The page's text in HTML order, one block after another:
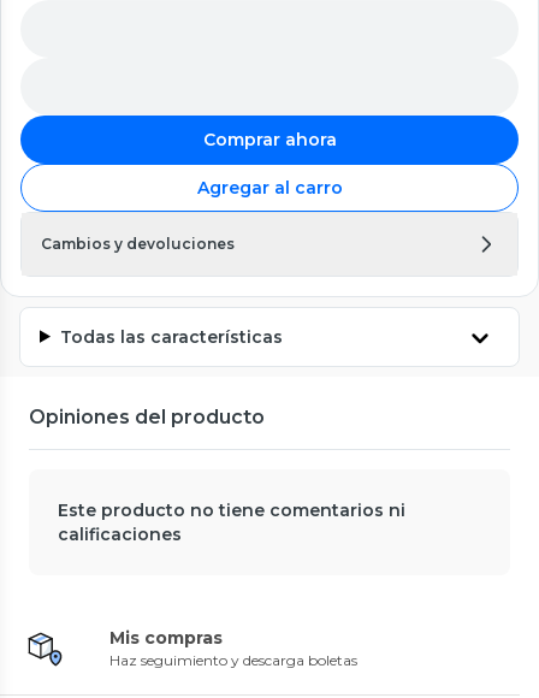
Comprar ahora
Agregar al carro
Cambios y devoluciones
Todas las características
Opiniones del producto
Este producto no tiene comentarios ni
calificaciones
Mis compras
Haz seguimiento y descarga boletas